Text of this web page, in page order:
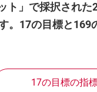
ト」で採択され
。17の目標と
17の目標の指